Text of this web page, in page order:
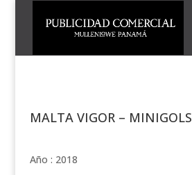
MALTA VIGOR – MINIGOLS
Año : 2018